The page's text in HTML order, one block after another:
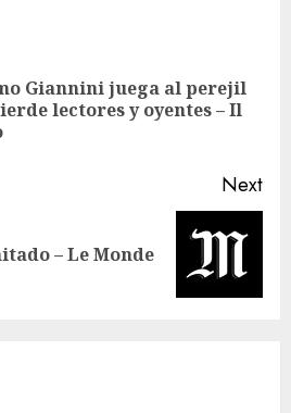
Giannini juega al perejil
lectores y oyentes – Il
Next
– Le Monde